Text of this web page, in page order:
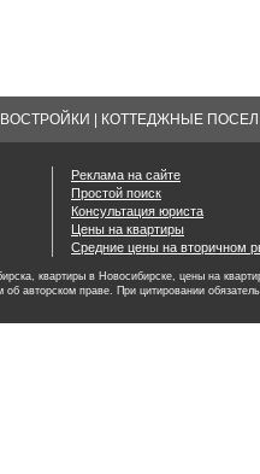
КОТТЕДЖНЫЕ
Реклама на сайте
Простой поиск
Консультация юриста
Цены на квартиры
Средние цены на вторичном
квартиры в Новосибирске, цены на
авторском праве. При цитировании